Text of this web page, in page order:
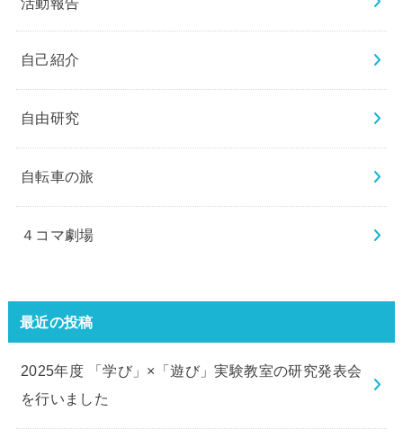
自己紹介
自由研究
自転車の旅
４コマ劇場
最近の投稿
2025年度 「学び」×「遊び」実験教室の研究発表会
を行いました